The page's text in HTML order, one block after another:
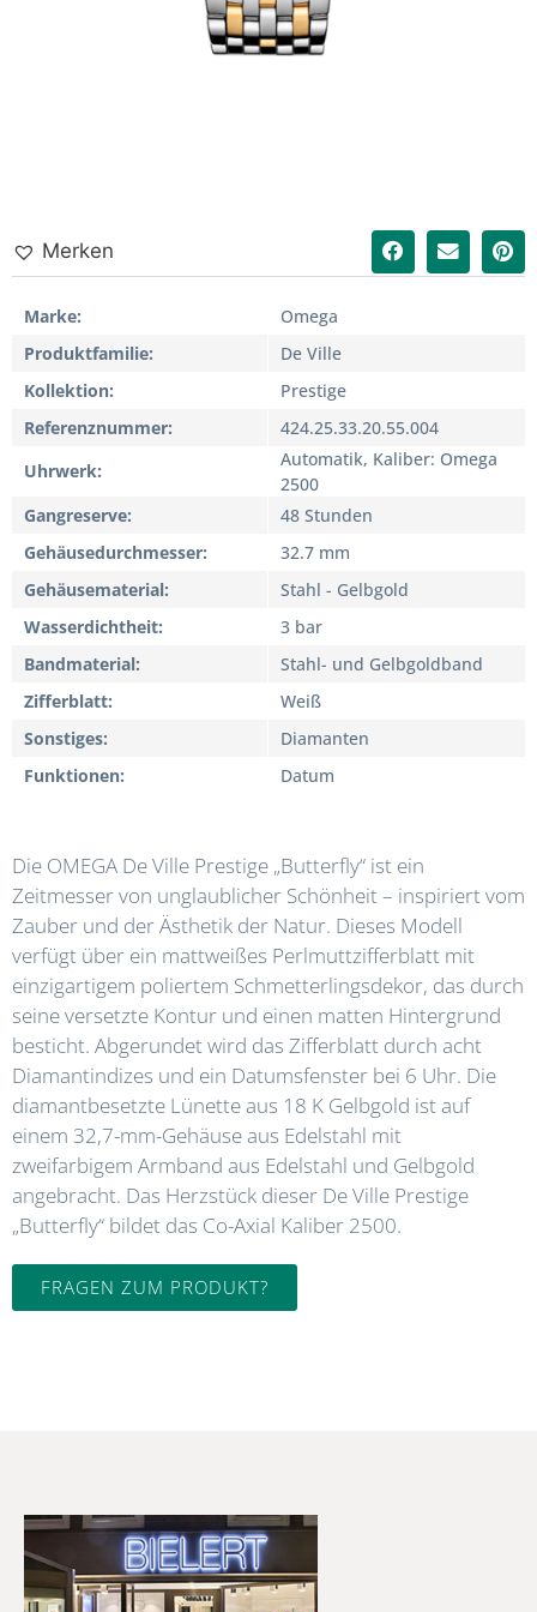
Merken
Marke
Omega
Produktfamilie
De Ville
Kollektion
Prestige
Referenznummer
424.25.33.20.55.004
Uhrwerk
Automatik, Kaliber: Omega
2500
Gangreserve
48 Stunden
Gehäusedurchmesser
32.7 mm
Gehäusematerial
Stahl - Gelbgold
Wasserdichtheit
3 bar
Bandmaterial
Stahl- und Gelbgoldband
Zifferblatt
Weiß
Sonstiges
Diamanten
Funktionen
Datum
Die OMEGA De Ville Prestige „Butterfly“ ist ein
Zeitmesser von unglaublicher Schönheit – inspiriert vom
Zauber und der Ästhetik der Natur. Dieses Modell
verfügt über ein mattweißes Perlmuttzifferblatt mit
einzigartigem poliertem Schmetterlingsdekor, das durch
seine versetzte Kontur und einen matten Hintergrund
besticht. Abgerundet wird das Zifferblatt durch acht
Diamantindizes und ein Datumsfenster bei 6 Uhr. Die
diamantbesetzte Lünette aus 18 K Gelbgold ist auf
einem 32,7-mm-Gehäuse aus Edelstahl mit
zweifarbigem Armband aus Edelstahl und Gelbgold
angebracht. Das Herzstück dieser De Ville Prestige
„Butterfly“ bildet das Co-Axial Kaliber 2500.
FRAGEN ZUM PRODUKT?